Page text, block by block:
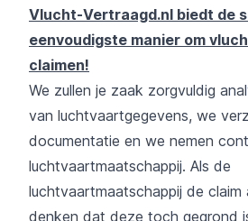
Vlucht-Vertraagd.nl biedt de
eenvoudigste manier om
claimen!
We zullen je zaak zorgvuldig
van luchtvaartgegevens, we
documentatie en we nemen
luchtvaartmaatschappij. Als de
luchtvaartmaatschappij de claim
denken dat deze toch gegrond